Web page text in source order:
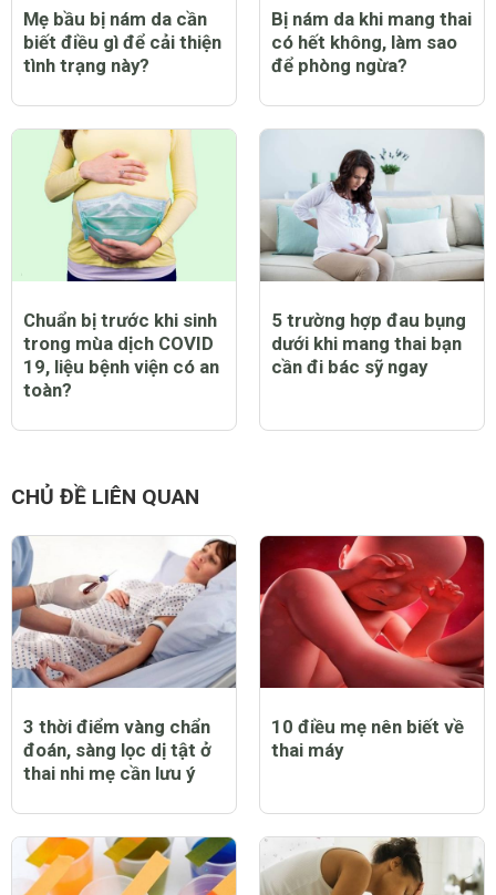
Mẹ bầu bị nám da cần
biết điều gì để cải thiện
tình trạng này?
Bị nám da khi mang thai
có hết không, làm sao
để phòng ngừa?
Chuẩn bị trước khi sinh
trong mùa dịch COVID
19, liệu bệnh viện có an
toàn?
5 trường hợp đau bụng
dưới khi mang thai bạn
cần đi bác sỹ ngay
CHỦ ĐỀ LIÊN QUAN
3 thời điểm vàng chẩn
đoán, sàng lọc dị tật ở
thai nhi mẹ cần lưu ý
10 điều mẹ nên biết về
thai máy